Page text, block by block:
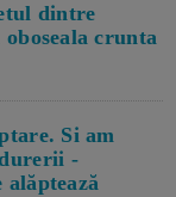
dintre
crunta
Si am
-
alăptează